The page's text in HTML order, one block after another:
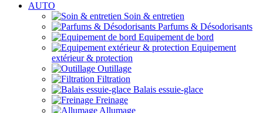
AUTO
Soin & entretien
Parfums & Désodorisants
Equipement de bord
Equipement
extérieur & protection
Outillage
Filtration
Balais essuie-glace
Freinage
Allumage